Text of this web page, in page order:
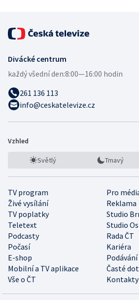
Divácké centrum
každý všední den:8:00—16:00 hodin
261 136 113
info@ceskatelevize.cz
Vzhled
Světlý Tmavý
TV program
Pro
Živé vysílání
Reklama
TV poplatky
Studio
Teletext
Studio
Podcasty
Rada ČT
Počasí
Kariéra
E-shop
Mobilní a TV aplikace
Časté
Vše o ČT
Kontakty